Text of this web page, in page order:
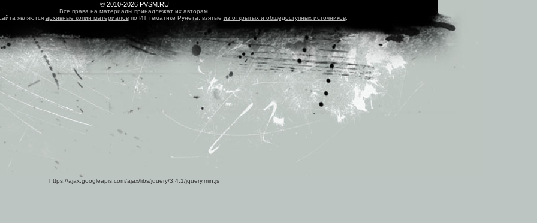
© 2010-2026 PVSM.RU
Все права на материалы принадлежат их авторам.
являются архивные копии материаловпо ИТ тематике Рунета, взятые из открытых и общедоступных источников.
https://ajax.googleapis.com/ajax/libs/jquery/3.4.1/jquery.min.js